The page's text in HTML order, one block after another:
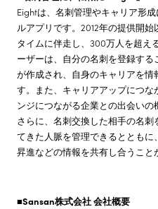
Eightは、名刺管理やキャリア形
ルアプリです。2012年の提供開
タイムに伴走し、300万人を超え
ーザーは、自分の名刺を登録す
が作成され、自身のキャリアを情
す。また、キャリアアップにつ
ンジにつながる企業との出会いの
さらに、名刺交換した相手の名
てきた人脈を管理できるととも
昇進などの情報を共有し合うこと
■Sansan株式会社 会社概要